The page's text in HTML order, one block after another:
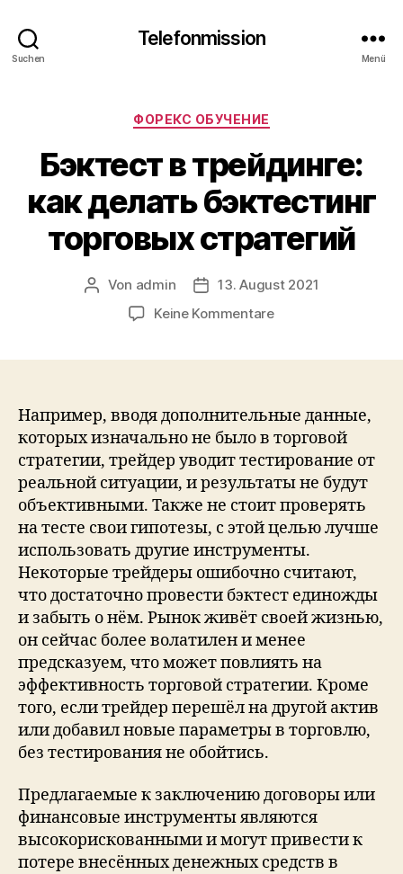
Suchen
Telefonmission
Menü
Kategorien
ФОРЕКС ОБУЧЕНИЕ
Бэктест в трейдинге:
как делать бэктестинг
торговых стратегий
Beitragsautor
Von admin Veröffentlichungsdatum
13. August 2021
Keine Kommentarezu
делать
бэктестинг
торговых
стратегий
Например, вводя дополнительные данные,
которых изначально не было в торговой
стратегии, трейдер уводит тестирование от
реальной ситуации, и результаты не будут
объективными. Также не стоит проверять
на тесте свои гипотезы, с этой целью лучше
использовать другие инструменты.
Некоторые трейдеры ошибочно считают,
что достаточно провести бэктест единожды
и забыть о нём. Рынок живёт своей жизнью,
он сейчас более волатилен и менее
предсказуем, что может повлиять на
эффективность торговой стратегии. Кроме
того, если трейдер перешёл на другой актив
или добавил новые параметры в торговлю,
без тестирования не обойтись.
Предлагаемые к заключению договоры или
финансовые инструменты являются
высокорискованными и могут привести к
потере внесённых денежных средств в